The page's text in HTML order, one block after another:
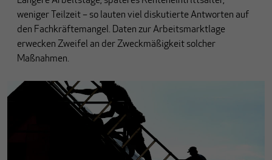
weniger Teilzeit – so lauten viel diskutierte Antworten auf
den Fachkräftemangel. Daten zur Arbeitsmarktlage
erwecken Zweifel an der Zweckmäßigkeit solcher
Maßnahmen.